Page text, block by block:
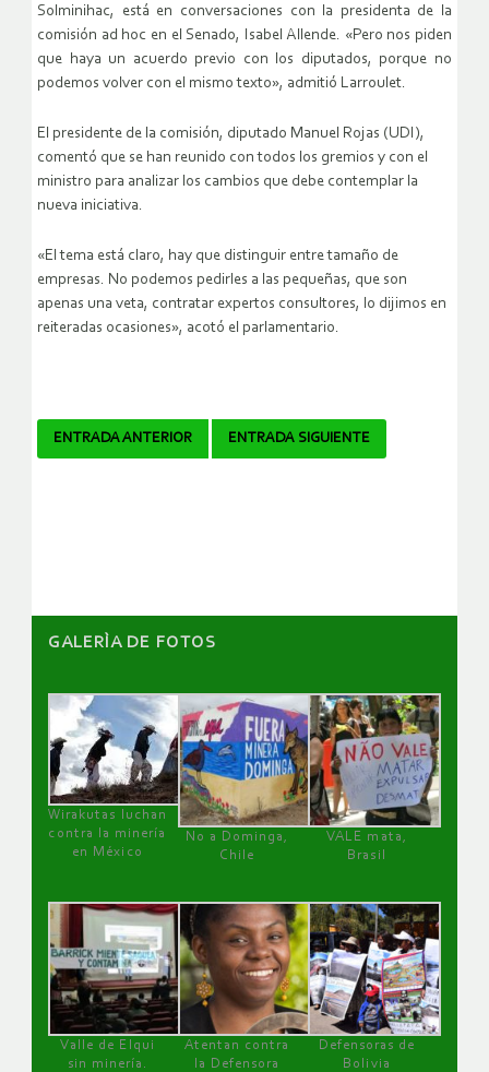
Solminihac, está en conversaciones con la presidenta de la
comisión ad hoc en el Senado, Isabel Allende. «Pero nos piden
que haya un acuerdo previo con los diputados, porque no
podemos volver con el mismo texto», admitió Larroulet.
El presidente de la comisión, diputado Manuel Rojas (UDI),
comentó que se han reunido con todos los gremios y con el
ministro para analizar los cambios que debe contemplar la
nueva iniciativa.
«El tema está claro, hay que distinguir entre tamaño de
empresas. No podemos pedirles a las pequeñas, que son
apenas una veta, contratar expertos consultores, lo dijimos en
reiteradas ocasiones», acotó el parlamentario.
Navegador
ENTRADA ANTERIOR ENTRADA SIGUIENTE
GALERÌA DE FOTOS
Wirakutas luchan
contra la minería
en México
No a Dominga,
Chile
VALE mata,
Brasil
Valle de Elqui
sin minería.
Atentan contra
la Defensora
Defensoras de
Bolivia